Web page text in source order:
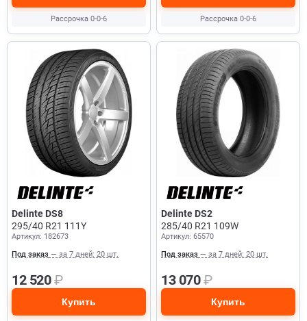
Рассрочка 0-0-6 Рассрочка 0-0-6
Delinte DS8
295/40 R21 111Y
Артикул: 182673
Под заказ — за 7 дней: 20 шт.
12 520₽
Купить
Delinte DS2
285/40 R21 109W
Артикул: 65570
Под заказ — за 7 дней: 20 шт.
13 070₽
Купить